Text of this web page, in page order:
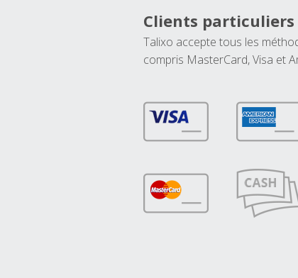
Clients particuliers
Talixo accepte tous les
compris MasterCard, Visa et